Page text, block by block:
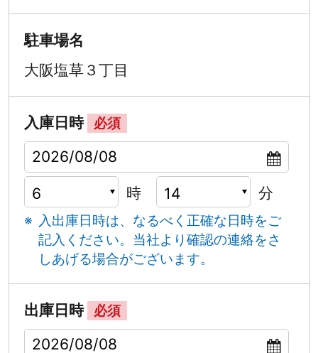
駐車場名
大阪塩草３丁目
入庫日時 必須
時 分
入出庫日時は、なるべく正確な日時をご
記入ください。 当社より確認の連絡をさ
しあげる場合がございます。
出庫日時 必須